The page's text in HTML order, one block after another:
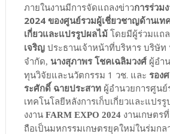
ภายในงานมีการจัดแถลงข่าวการร่วม
2024 ของศูนย์รวมผู้เชี่ยวชาญด้านเท
เกี่ยวและแปรรูปผลไม้โดยมีผู้ร่วมแถ
เจริญประธานเจ้าหน้าที่บริหาร บริษัท
จำกัด, นางสุภาพร โชคเฉลิมวงศ์ผู้อำ
ทุนวิจัยและนวัตกรรม 1 วช. และ รอง
ระศักดิ์ ฉายประสาทผู้อำนวยการศูน
เทคโนโลยีหลังการเก็บเกี่ยวและแปร
งงาน FARM EXPO 2024งานเกษตร
ถือเป็นมหกรรมเกษตรยุคใหม่ในร่มก